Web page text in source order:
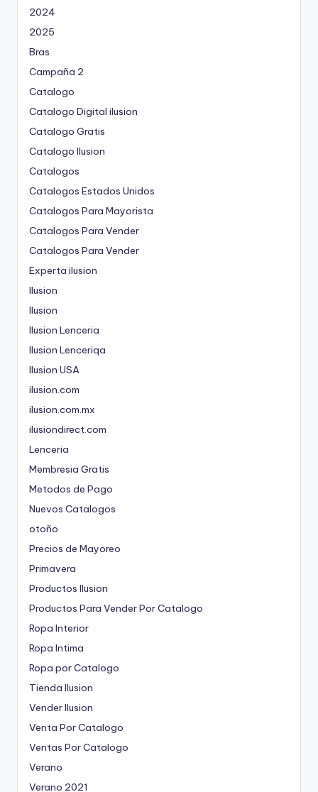
2024
2025
Bras
Campaña 2
Catalogo
Catalogo Digital ilusion
Catalogo Gratis
Catalogo Ilusion
Catalogos
Catalogos Estados Unidos
Catalogos Para Mayorista
Catalogos Para Vender
Catalogos Para Vender
Experta ilusion
Ilusion
Ilusion
Ilusion Lenceria
Ilusion Lenceriqa
Ilusion USA
ilusion.com
ilusion.com.mx
ilusiondirect.com
Lenceria
Membresia Gratis
Metodos de Pago
Nuevos Catalogos
otoño
Precios de Mayoreo
Primavera
Productos Ilusion
Productos Para Vender Por Catalogo
Ropa Interior
Ropa Intima
Ropa por Catalogo
Tienda Ilusion
Vender Ilusion
Venta Por Catalogo
Ventas Por Catalogo
Verano
Verano 2021